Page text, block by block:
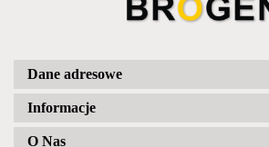
Dane adresowe
Informacje
O Nas